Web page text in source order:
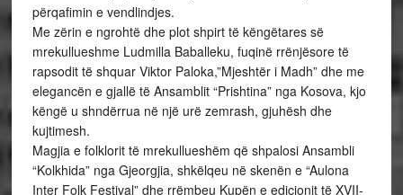
përqafimin e vendlindjes.
Me zërin e ngrohtë dhe plot shpirt të këngëtares së
mrekullueshme Ludmilla Baballeku, fuqinë rrënjësore të
rapsodit të shquar Viktor Paloka,”Mjeshtër i Madh” dhe me
elegancën e gjallë të Ansamblit “Prishtina” nga Kosova, kjo
këngë u shndërrua në një urë zemrash, gjuhësh dhe
kujtimesh.
Magjia e folklorit të mrekullueshëm që shpalosi Ansambli
“Kolkhida” nga Gjeorgjia, shkëlqeu në skenën e “Aulona
Inter Folk Festival” dhe rrëmbeu Kupën e edicionit të XVII-